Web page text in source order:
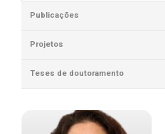
Publicações
Projetos
Teses de doutoramento